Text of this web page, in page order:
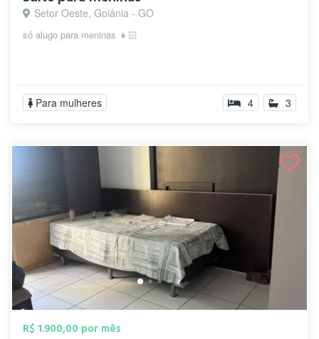
Setor Oeste, Goiânia - GO
só alugo para meninas 👧🏻
Para mulheres 4 3
R$ 1.900,00 por mês